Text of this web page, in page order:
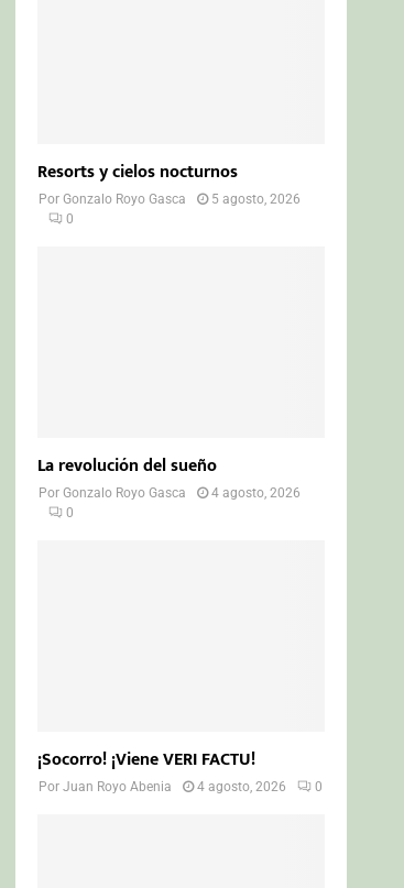
Resorts y cielos nocturnos
PorGonzalo Royo Gasca
5 agosto, 2026
0
La revolución del sueño
PorGonzalo Royo Gasca
4 agosto, 2026
0
¡Socorro! ¡Viene VERI FACTU!
PorJuan Royo Abenia 4 agosto, 2026 0